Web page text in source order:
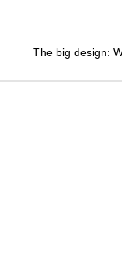
The big design: